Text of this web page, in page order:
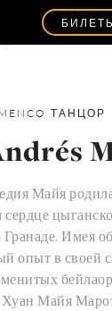
ТАНЦОР
Майя
сердце
Гранаде. Имея
опыт в своей
Майя